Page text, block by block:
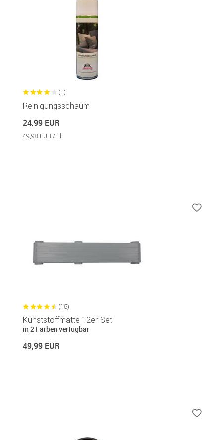
(1)
Reinigungsschaum
24,99 EUR
49,98 EUR / 1l
(15)
Kunststoffmatte 12er-Set
in 2 Farben verfügbar
49,99 EUR